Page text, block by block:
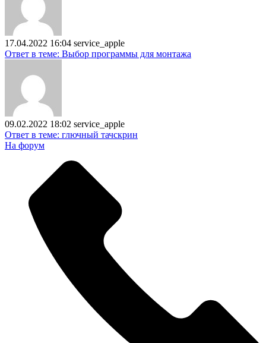
17.04.2022 16:04 service_apple
Ответ в теме: Выбор программы для монтажа
09.02.2022 18:02 service_apple
Ответ в теме: глючный тачскрин
На форум